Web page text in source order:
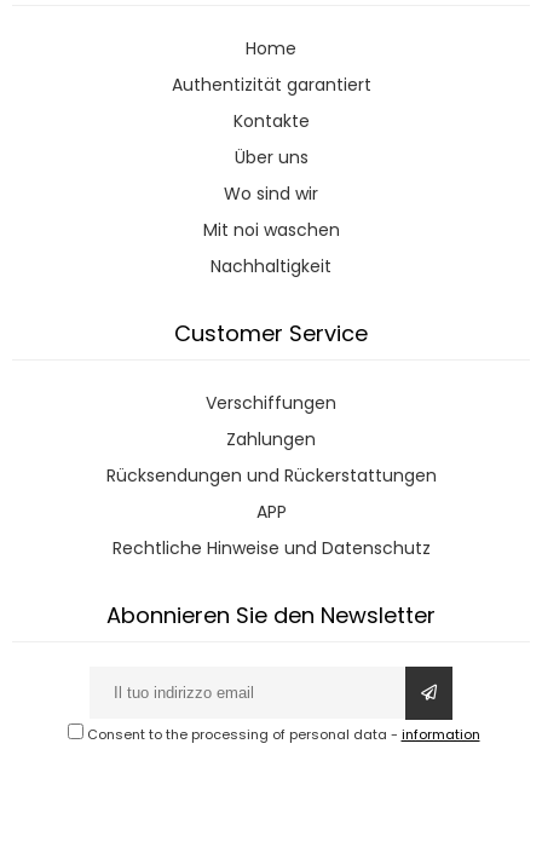
Home
Authentizität garantiert
Kontakte
Über uns
Wo sind wir
Mit noi waschen
Nachhaltigkeit
Customer Service
Verschiffungen
Zahlungen
Rücksendungen und Rückerstattungen
APP
Rechtliche Hinweise und Datenschutz
Abonnieren Sie den Newsletter
Consent to the processing of personal data - information